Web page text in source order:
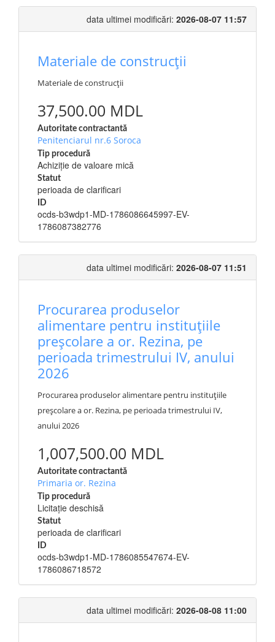
data ultimei modificări: 2026-08-07 11:57
Materiale de construcții
Materiale de construcții
37,500.00 MDL
Autoritate contractantă
Penitenciarul nr.6 Soroca
Tip procedură
Achiziție de valoare mică
Statut
perioada de clarificari
ID
ocds-b3wdp1-MD-1786086645997-EV-
1786087382776
data ultimei modificări: 2026-08-07 11:51
Procurarea produselor
alimentare pentru instituțiile
preșcolare a or. Rezina, pe
perioada trimestrului IV, anului
2026
Procurarea produselor alimentare pentru instituțiile
preșcolare a or. Rezina, pe perioada trimestrului IV,
anului 2026
1,007,500.00 MDL
Autoritate contractantă
Primaria or. Rezina
Tip procedură
Licitație deschisă
Statut
perioada de clarificari
ID
ocds-b3wdp1-MD-1786085547674-EV-
1786086718572
data ultimei modificări: 2026-08-08 11:00